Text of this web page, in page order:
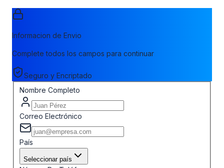
Informacion de Envio
Complete todos los campos para continuar
Seguro y Encriptado
Nombre Completo
Correo Electrónico
País
Seleccionar país